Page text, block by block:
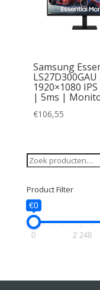
Samsung
LS27D300GAU
1920×1080
| 5ms |
€106,55
Zoeken
naar:
Product Filter
€0
0 2 248